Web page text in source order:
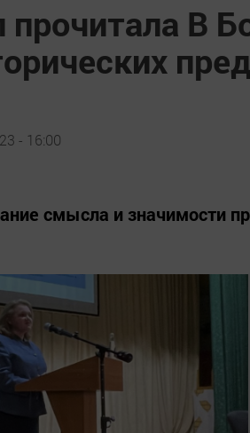
В
- 16:00
смысла и значимости